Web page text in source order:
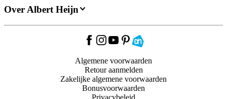
Over Albert Heijn
Algemene voorwaarden
Retour aanmelden
Zakelijke algemene voorwaarden
Bonusvoorwaarden
Privacybeleid